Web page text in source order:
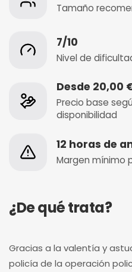
Tamaño
7/10
Nivel de
Desde 20,00
Precio base
disponibilidad
12 horas de
Margen mínimo
¿De qué trata?
Gracias a la valentía y
policía de la operación